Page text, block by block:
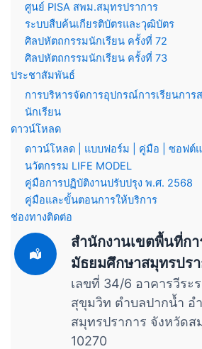
ศูนย์ PISA สพม.สมุทรปราการ
ระบบสืบค้นเกียรติบัตรและวุฒิบัตร
ศิลปหัตถกรรมนักเรียน ครั้งที่ 72
ศิลปหัตถกรรมนักเรียน ครั้งที่ 73
ประชาสัมพันธ์
การบริหารจัดการอุปกรณ์การเรียนการ
นักเรียน
ดาวน์โหลด
ดาวน์โหลด | แบบฟอร์ม | คู่มือ | ซอฟต์
นวัตกรรม LIFE MODEL
คู่มือการปฏิบัติงานปรับปรุง พ.ศ. 2568
คู่มือและขั้นตอนการให้บริการ
ช่องทางติดต่อ
สำนักงานเขตพื้นที่ก
มัธยมศึกษาสมุทรปร
เลขที่ 34/6 อาคารวีระ
สุขุมวิท ตำบลปากน้ำ อำ
สมุทรปราการ จังหวัดส
10270